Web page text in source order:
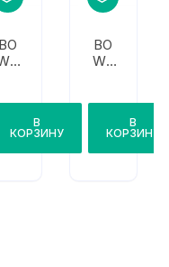
BO
для
ARC
В
КОРЗИНУ
BO
WA
ARC
PLU
S
для
В
КОРЗИНУ